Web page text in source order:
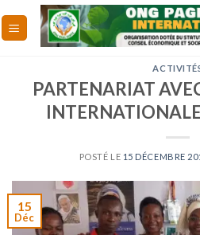
to
content
PARTENARIAT
POSTÉ LE 15 DÉCEMBRE
15
Déc